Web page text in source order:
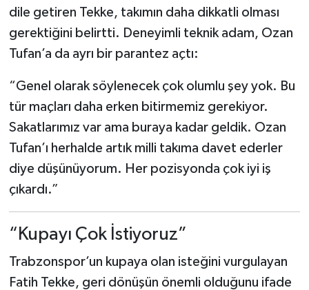
dile getiren Tekke, takımın daha dikkatli olması
gerektiğini belirtti. Deneyimli teknik adam, Ozan
Tufan’a da ayrı bir parantez açtı:
“Genel olarak söylenecek çok olumlu şey yok. Bu
tür maçları daha erken bitirmemiz gerekiyor.
Sakatlarımız var ama buraya kadar geldik. Ozan
Tufan’ı herhalde artık milli takıma davet ederler
diye düşünüyorum. Her pozisyonda çok iyi iş
çıkardı.”
“Kupayı Çok İstiyoruz”
Trabzonspor’un kupaya olan isteğini vurgulayan
Fatih Tekke, geri dönüşün önemli olduğunu ifade
Diğer Spor Dalları
Futbolcular